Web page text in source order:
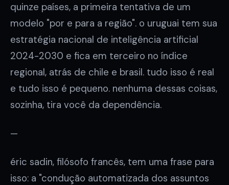
quinze países, a primeira tentativa de um
modelo "por e para a região". o uruguai tem sua
estratégia nacional de inteligência artificial
2024-2030 e fica em terceiro no índice
regional, atrás de chile e brasil. tudo isso é real
e tudo isso é pequeno. nenhuma dessas coisas,
sozinha, tira você da dependência.
—
éric sadin, filósofo francês, tem uma frase para
isso: a "condução automatizada dos assuntos